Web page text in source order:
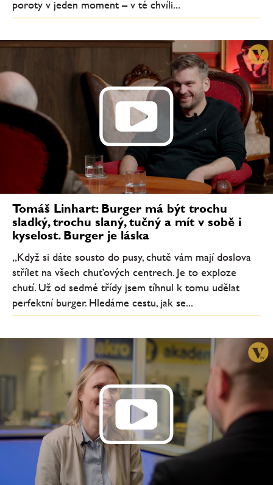
poroty v jeden moment – v té chvíli...
Tomáš Linhart: Burger má být trochu
sladký, trochu slaný, tučný a mít v sobě i
kyselost. Burger je láska
„Když si dáte sousto do pusy, chutě vám mají doslova
střílet na všech chuťových centrech. Je to exploze
chutí. Už od sedmé třídy jsem tíhnul k tomu udělat
perfektní burger. Hledáme cestu, jak se...